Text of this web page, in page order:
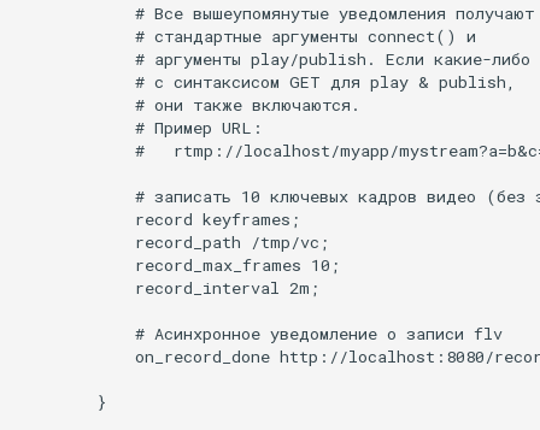
            # Все вышеупомянутые уведомления получают
            # стандартные аргументы connect() и
# аргументы play/publish. Если какие-либо
            # с синтаксисом GET для play & publish,
            # они также включаются.
            # Пример URL:
#   rtmp://localhost/myapp/
# записать 10 ключевых кадров видео (без
            record keyframes;
            record_path /tmp/vc;
            record_max_frames 10;
            record_interval 2m;
            # Асинхронное уведомление о записи flv
on_record_done http://localhost:8080/
        }